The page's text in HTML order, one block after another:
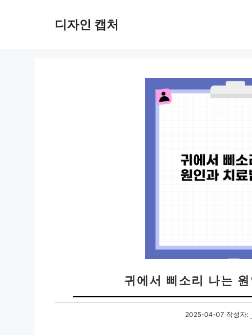
디자인 캡처
귀에서 삐소리 나는
2025-04-07 작성자: